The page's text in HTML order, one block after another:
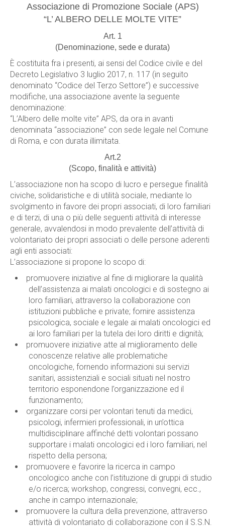
Associazione di Promozione Sociale (APS)
“L’ ALBERO DELLE MOLTE VITE”
Art. 1
(Denominazione, sede e durata)
È costituita fra i presenti, ai sensi del Codice civile e del
Decreto Legislativo 3 luglio 2017, n. 117 (in seguito
denominato “Codice del Terzo Settore”) e successive
modifiche, una associazione avente la seguente
denominazione:
“L’Albero delle molte vite” APS, da ora in avanti
denominata “associazione” con sede legale nel Comune
di Roma, e con durata illimitata.
Art.2
(Scopo, finalità e attività)
L’associazione non ha scopo di lucro e persegue finalità
civiche, solidaristiche e di utilità sociale, mediante lo
svolgimento in favore dei propri associati, di loro familiari
e di terzi, di una o più delle seguenti attività di interesse
generale, avvalendosi in modo prevalente dell’attività di
volontariato dei propri associati o delle persone aderenti
agli enti associati:
L’associazione si propone lo scopo di:
promuovere iniziative al fine di migliorare la qualità
dell’assistenza ai malati oncologici e di sostegno ai
loro familiari, attraverso la collaborazione con
istituzioni pubbliche e private; fornire assistenza
psicologica, sociale e legale ai malati oncologici ed
ai loro familiari per la tutela dei loro diritti e dignità;
promuovere iniziative atte al miglioramento delle
conoscenze relative alle problematiche
oncologiche, fornendo informazioni sui servizi
sanitari, assistenziali e sociali situati nel nostro
territorio esponendone l’organizzazione ed il
funzionamento;
organizzare corsi per volontari tenuti da medici,
psicologi, infermieri professionali, in un’ottica
multidisciplinare affinché detti volontari possano
supportare i malati oncologici ed i loro familiari, nel
rispetto della persona;
promuovere e favorire la ricerca in campo
oncologico anche con l’istituzione di gruppi di studio
e/o ricerca; workshop, congressi, convegni, ecc.,
anche in campo internazionale;
promuovere la cultura della prevenzione, attraverso
attività di volontariato di collaborazione con il S.S.N.